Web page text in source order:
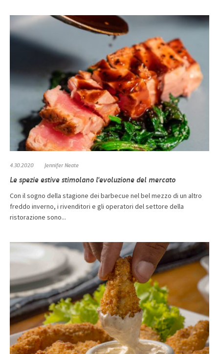
4.30.2020 Jennifer Neate
Le spezie estive stimolano l'evoluzione del mercato
Con il sogno della stagione dei barbecue nel bel mezzo di un altro
freddo inverno, i rivenditori e gli operatori del settore della
ristorazione sono...